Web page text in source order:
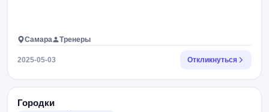
Самара Тренеры
2025-05-03 Откликнуться
Городки